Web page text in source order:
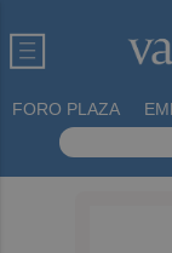
FORO PLAZA